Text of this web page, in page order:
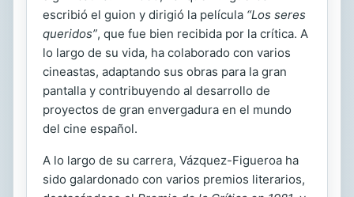
escribió el guion y dirigió la película “Los seres
queridos”, que fue bien recibida por la crítica. A
lo largo de su vida, ha colaborado con varios
cineastas, adaptando sus obras para la gran
pantalla y contribuyendo al desarrollo de
proyectos de gran envergadura en el mundo
del cine español.
A lo largo de su carrera, Vázquez-Figueroa ha
sido galardonado con varios premios literarios,